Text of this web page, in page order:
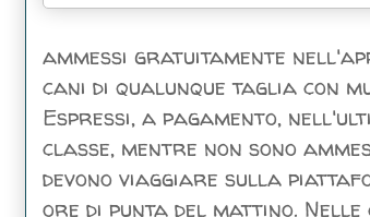
ammessi gratuitamente
cani di qualunque taglia con
Espressi, a pagamento,
classe, mentre non sono
devono viaggiare sulla
ore di punta del mattino.